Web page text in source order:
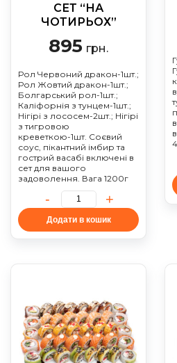
СЕТ “НА
ЧОТИРЬОХ”
895 грн.
Рол Червоний дракон-1шт.;
Рол Жовтий дракон-1шт.;
Болгарський рол-1шт.;
Каліфорнія з тунцем-1шт.;
Нігірі з лососем-2шт.; Нігірі
з тигровою
креветкою-1шт. Соєвий
соус, пікантний імбир та
гострий васабі включені в
сет для вашого
задоволення. Вага 1200г
Додати в кошик